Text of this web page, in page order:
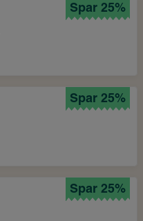
Spar 25%
Spar 25%
Spar 25%